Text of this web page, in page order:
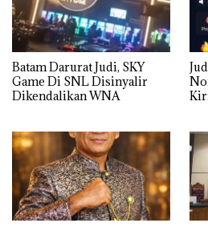
Batam Darurat Judi, SKY
Game Di SNL Disinyalir
Dikendalikan WNA